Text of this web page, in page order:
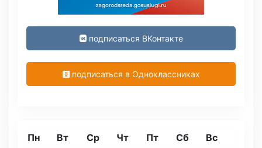
подписаться ВКонтакте
подписаться в Одноклассниках
Пн Вт Ср Чт Пт Сб Вс